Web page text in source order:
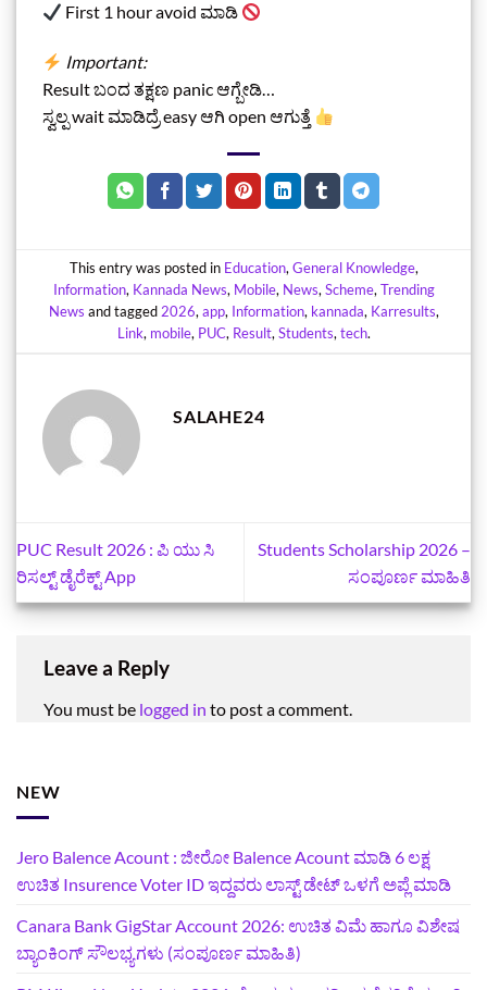
First 1 hour avoid ಮಾಡಿ
Important:
Result ಬಂದ ತಕ್ಷಣ panic ಆಗ್ಬೇಡಿ…
ಸ್ವಲ್ಪ wait ಮಾಡಿದ್ರೆ easy ಆಗಿ open ಆಗುತ್ತೆ
This entry was posted in Education,General Knowledge,
Information, Kannada News, Mobile, News,Scheme,Trending
News and tagged2026,app, Information, kannada, Karresults,
Link, mobile, PUC, Result,Students,tech.
SALAHE24
PUC Result 2026 : ಪಿ ಯು ಸಿ
ರಿಸಲ್ಟ್‌ ಡೈರೆಕ್ಟ್‌ App
Students Scholarship 2026 –
ಸಂಪೂರ್ಣ ಮಾಹಿತಿ
Leave a Reply
You must be logged in to post a comment.
NEW
Jero Balence Acount : ಜೀರೋ Balence Acount ಮಾಡಿ 6 ಲಕ್ಷ
ಉಚಿತ Insurence Voter ID ಇದ್ದವರು ಲಾಸ್ಟ್‌ ಡೇಟ್‌ ಒಳಗೆ ಅಪ್ಲೆ ಮಾಡಿ
Canara Bank GigStar Account 2026: ಉಚಿತ ವಿಮೆ ಹಾಗೂ ವಿಶೇಷ
ಬ್ಯಾಂಕಿಂಗ್ ಸೌಲಭ್ಯಗಳು (ಸಂಪೂರ್ಣ ಮಾಹಿತಿ)